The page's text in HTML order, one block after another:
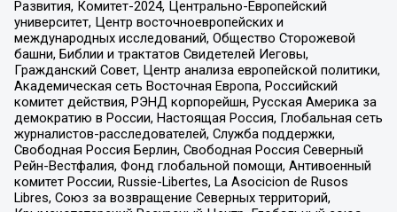
Развития, Комитет-2024, Центрально-Европейский
университет, Центр восточноевропейских и
международных исследований, Общество Сторожевой
башни, Библии и трактатов Свидетелей Иеговы,
Гражданский Совет, Центр анализа европейской политики,
Академическая сеть Восточная Европа, Российский
комитет действия, РЭНД корпорейшн, Русская Америка за
демократию в России, Настоящая Россия, Глобальная сеть
журналистов-расследователей, Служба поддержки,
Свободная Россия Берлин, Свободная Россия Северный
Рейн-Вестфалия, Фонд глобальной помощи, Антивоенный
комитет России, Russie-Libertes, La Asocicion de Rusos
Libres, Союз за возвращение Северных территорий,